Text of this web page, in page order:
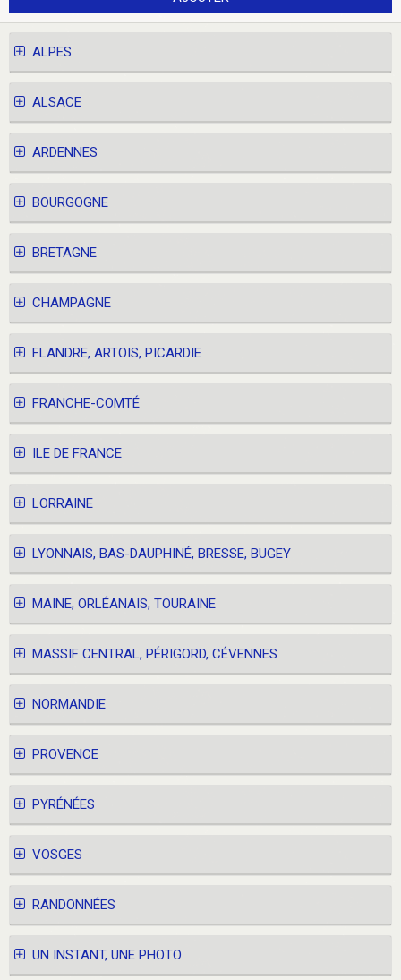
ALPES
ALSACE
ARDENNES
BOURGOGNE
BRETAGNE
CHAMPAGNE
FLANDRE, ARTOIS, PICARDIE
FRANCHE-COMTÉ
ILE DE FRANCE
LORRAINE
LYONNAIS, BAS-DAUPHINÉ, BRESSE, BUGEY
MAINE, ORLÉANAIS, TOURAINE
MASSIF CENTRAL, PÉRIGORD, CÉVENNES
NORMANDIE
PROVENCE
PYRÉNÉES
VOSGES
RANDONNÉES
UN INSTANT, UNE PHOTO